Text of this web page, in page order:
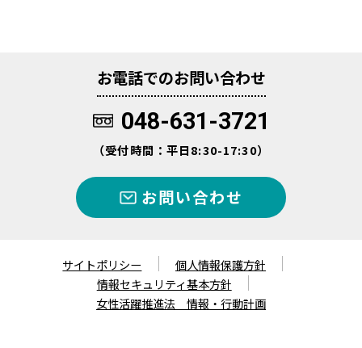
お電話でのお問い合わせ
048-631-3721
（受付時間：平日8:30-17:30）
お問い合わせ
サイトポリシー
個人情報保護方針
情報セキュリティ基本方針
女性活躍推進法 情報・行動計画